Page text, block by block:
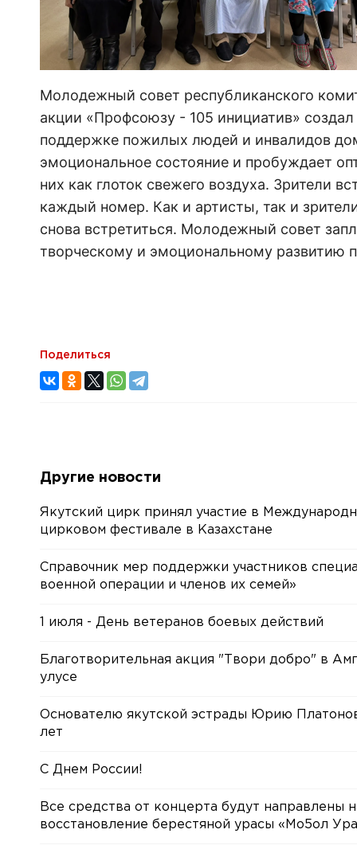
Молодежный совет республиканского
акции «Профсоюзу - 105 инициатив»
поддержке пожилых людей и инвалидов
эмоциональное состояние и пробуждает
них как глоток свежего воздуха. Зрители
каждый номер. Как и артисты, так и
снова встретиться. Молодежный совет
творческому и эмоциональному развитию
Поделиться
Другие новости
Якутский цирк принял участие в
цирковом фестивале в Казахстане
Справочник мер поддержки участников
военной операции и членов их семей»
1 июля - День ветеранов боевых действий
Благотворительная акция "Твори добро" в
улусе
Основателю якутской эстрады Юрию
лет
С Днем России!
Все средства от концерта будут направлены
восстановление берестяной урасы «Мо5ол